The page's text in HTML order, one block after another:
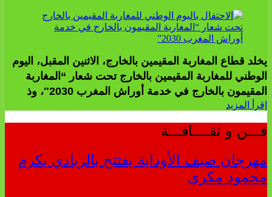
يخلد قطاع المغاربة المقيمين بالخارج، الاثنين المقبل، اليوم
الوطني للمغاربة المقيمين بالخارج تحت شعار “المغاربة
المقيمون بالخارج في خدمة أوراش المغرب 2030″، وذ
إقرأ المزيد
فـــن و ثقــــافـــة
مهرجان صيف الأوداية يفتتح بالزبادي يكرم
محمود مكري